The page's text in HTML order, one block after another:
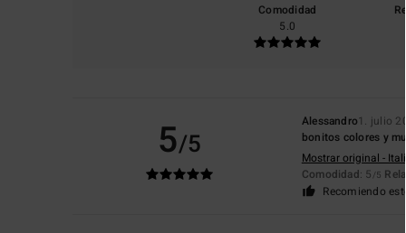
Comodidad
5.0
5/5
Alessandro1. julio
bonitos colores y
Mostrar original -
Comodidad: 5 /5
Recomiendo